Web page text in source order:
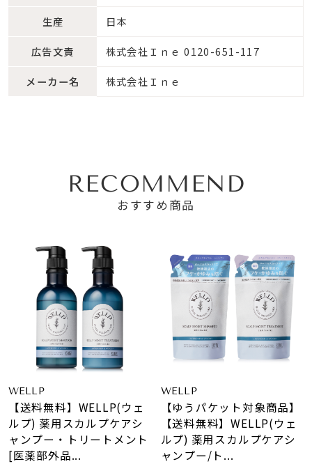
生産 日本
広告文責 株式会社Ｉｎｅ 0120-651-117
メーカー名 株式会社Ｉｎｅ
RECOMMEND
おすすめ商品
WELLP
【送料無料】WELLP(ウェ
ルプ) 薬用スカルプケアシ
ャンプー・トリートメント
[医薬部外品...
WELLP
【ゆうパケット対象商品】
【送料無料】WELLP(ウェ
ルプ) 薬用スカルプケアシ
ャンプー/ト...